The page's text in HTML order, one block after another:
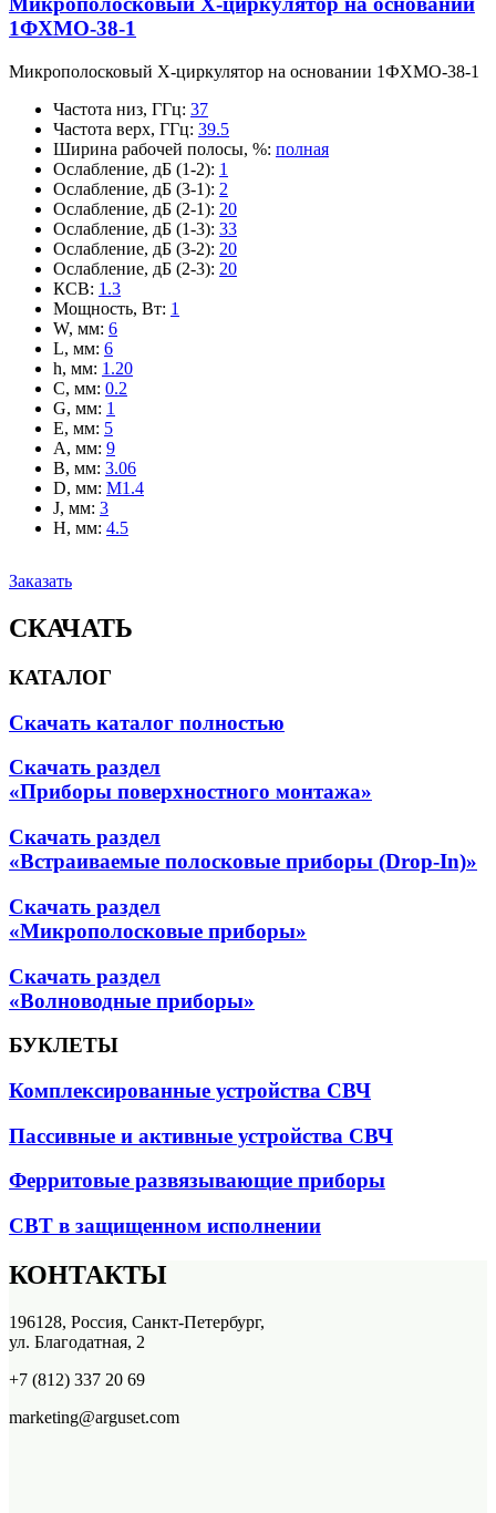
1ФХМО-38-1
Микрополосковый X-циркулятор на основании 1ФХМО-38-1
Частота низ, ГГц: 37
Частота верх, ГГц: 39.5
Ширина рабочей полосы, %: полная
Ослабление, дБ (1-2): 1
Ослабление, дБ (3-1): 2
Ослабление, дБ (2-1): 20
Ослабление, дБ (1-3): 33
Ослабление, дБ (3-2): 20
Ослабление, дБ (2-3): 20
КСВ: 1.3
Мощность, Вт: 1
W, мм: 6
L, мм: 6
h, мм: 1.20
C, мм: 0.2
G, мм: 1
E, мм: 5
A, мм: 9
B, мм: 3.06
D, мм: M1.4
J, мм: 3
H, мм: 4.5
Заказать
СКАЧАТЬ
КАТАЛОГ
Скачать каталог полностью
Скачать раздел
«Приборы поверхностного монтажа»
Скачать раздел
«Встраиваемые полосковые приборы (Drop-In)»
Скачать раздел
«Микрополосковые приборы»
Скачать раздел
«Волноводные приборы»
БУКЛЕТЫ
Комплексированные устройства СВЧ
Пассивные и активные устройства СВЧ
Ферритовые развязывающие приборы
СВТ в защищенном исполнении
КОНТАКТЫ
196128, Россия, Санкт-Петербург,
ул. Благодатная, 2
+7 (812) 337 20 69
marketing@arguset.com